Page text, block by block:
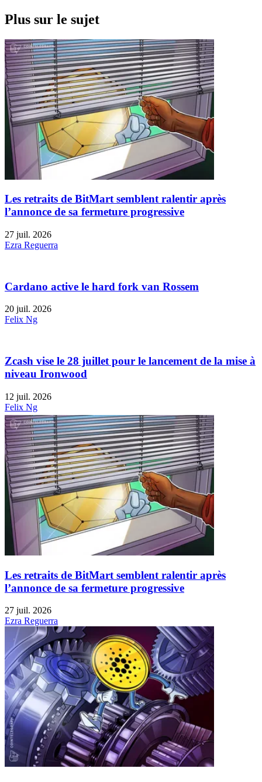
Plus sur le sujet
Les retraits de BitMart semblent ralentir après
l’annonce de sa fermeture progressive
27 juil. 2026
Ezra Reguerra
Cardano active le hard fork van Rossem
20 juil. 2026
Felix Ng
Zcash vise le 28 juillet pour le lancement de la mise à
niveau Ironwood
12 juil. 2026
Felix Ng
Les retraits de BitMart semblent ralentir après
l’annonce de sa fermeture progressive
27 juil. 2026
Ezra Reguerra